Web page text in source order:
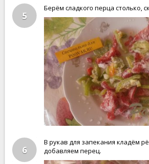
5
Берём сладкого перца столько,
6
В рукав для запекания кладём
добавляем перец.